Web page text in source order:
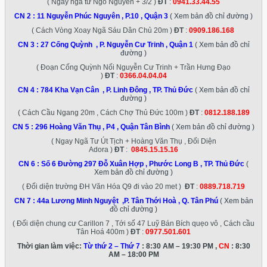
( Ngay ngã tư Ngô Nguyền + 3/2 ) ĐT : 0941.33.44.55
CN 2 : 11 Nguyễn Phúc Nguyên , P.10 , Quận 3 ( Xem bản đồ chỉ đường )
( Cách Vòng Xoay Ngã Sáu Dân Chủ 20m ) ĐT: 0909.186.168
CN 3 : 27 Cống Quỳnh , P. Nguyễn Cư Trinh , Quận 1 ( Xem bản đồ chỉ
đường )
( Đoạn Cống Quỳnh Nối Nguyễn Cư Trinh + Trần Hưng Đạo
) ĐT: 0366.04.04.04
CN 4 : 784 Kha Vạn Cân , P. Linh Đông , TP. Thủ Đức( Xem bản đồ chỉ
đường )
( Cách Cầu Ngang 20m , Cách Chợ Thủ Đức 100m ) ĐT: 0812.188.189
CN 5 : 296 Hoàng Văn Thụ , P4 , Quận Tân Bình ( Xem bản đồ chỉ đường )
( Ngay Ngã Tư Út Tịch + Hoàng Văn Thụ , Đối Diện
Adora ) ĐT: 0845.15.15.16
CN 6 : Số 6 Đường 297 Đỗ Xuân Hợp , Phước Long B , TP. Thủ Đức (
Xem bản đồ chỉ đường )
( Đối diện trường ĐH Văn Hóa Q9 đi vào 20 met ) ĐT: 0889.718.719
CN 7 : 44a Lương Minh Nguyệt ,P. Tân Thới Hoà , Q. Tân Phú ( Xem bản
đồ chỉ đường )
( Đối diện chung cư Carillon 7 , Tới số 47 Luỹ Bán Bích quẹo vô , Cách cầu
Tân Hoá 400m ) ĐT: 0977.501.601
Thời gian làm việc: Từ thứ 2 – Thứ 7: 8:30 AM – 19:30 PM , CN : 8:30
AM – 18:00 PM